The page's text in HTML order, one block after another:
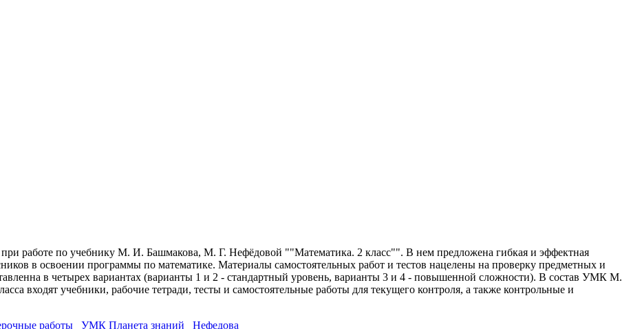
при работе по учебнику М. И. Башмакова, М. Г. Нефёдовой ""Математика. 2 класс"". В нем предложена гибкая и эффектная
в освоении программы по математике. Материалы самостоятельных работ и тестов нацелены на проверку предметных и
в четырех вариантах (варианты 1 и 2 - стандартный уровень, варианты 3 и 4 - повышенной сложности). В состав УМК М.
входят учебники, рабочие тетради, тесты и самостоятельные работы для текущего контроля, а также контрольные и
работы УМК Планета знаний
Нефедова